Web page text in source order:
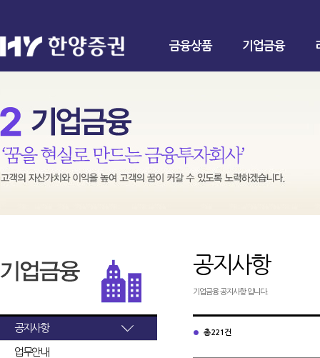
금융상품 기업금융
공지사항
업무안내
공지사항
기업금융 공지사항 입니다.
총 221건